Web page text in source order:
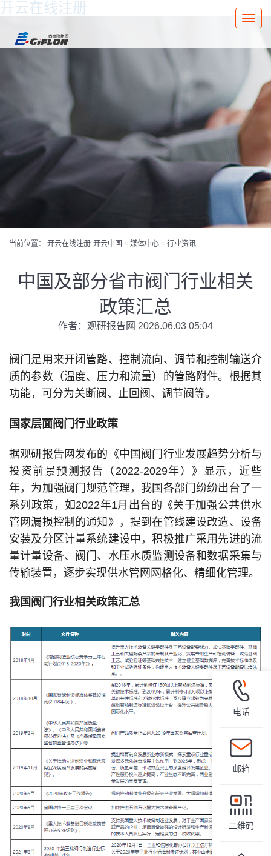
开云在线注册
Toggle
当前位置： 开云在线注册-开云中国 < 媒体中心 < 行业资讯
中国及部分省市阀门行业相关
政策汇总
作者：观研报告网 2026.06.03 05:04
阀门是用来开闭管路、控制流向、调节和控制输送介
质的参数（温度、压力和流量）的管路附件。根据其
功能，可分为关断阀、止回阀、调节阀等。
国家层面阀门行业政策
据观研报告网发布的《中国阀门行业发展趋势分析与
投资前景预测报告（2022-2029年）》显示，近些
年，为加强阀门规范管理，我国各部门纷纷出台了一
系列政策，如2022年1月出台的《关于加强公共供水
管网漏损控制的通知》，提到在管线建设改造、设备
安装及分区计量系统建设中，积极推广采用先进的流
量计量设备、阀门、水压水质监测设备和数据采集与
传输装置，逐步实现供水管网网格化、精细化管理。
我国阀门行业相关政策汇总
电话
邮箱
二维码